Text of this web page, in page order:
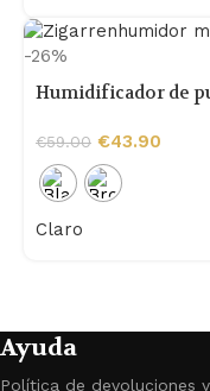
-26%
Humidificador de
€59.00 €43.90
Claro
Ayuda
Política de devoluciones